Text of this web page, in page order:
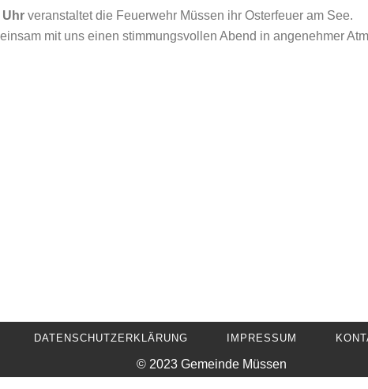
Uhr veranstaltet die Feuerwehr Müssen ihr Osterfeuer am See.
mit uns einen stimmungsvollen Abend in angenehmer
DATENSCHUTZERKLÄRUNG IMPRESSUM
© 2023 Gemeinde Müssen